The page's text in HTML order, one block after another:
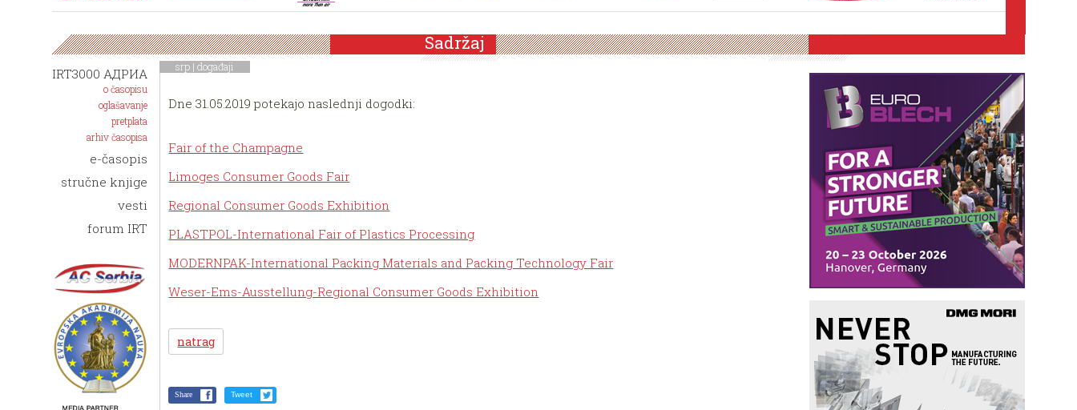
IRT3000 АДРИА
o časopisu
oglašavanje
pretplata
arhiv časopisa
e-časopis
stručne knjige
vesti
forum IRT
Sadržaj
srp |događaji
Dne 31.05.2019 potekajo naslednji dogodki:
Fair of the Champagne
Limoges Consumer Goods Fair
Regional Consumer Goods Exhibition
PLASTPOL-International Fair of Plastics Processing
MODERNPAK-International Packing Materials and Packing Technology Fair
Weser-Ems-Ausstellung-Regional Consumer Goods Exhibition
natrag
Share Tweet